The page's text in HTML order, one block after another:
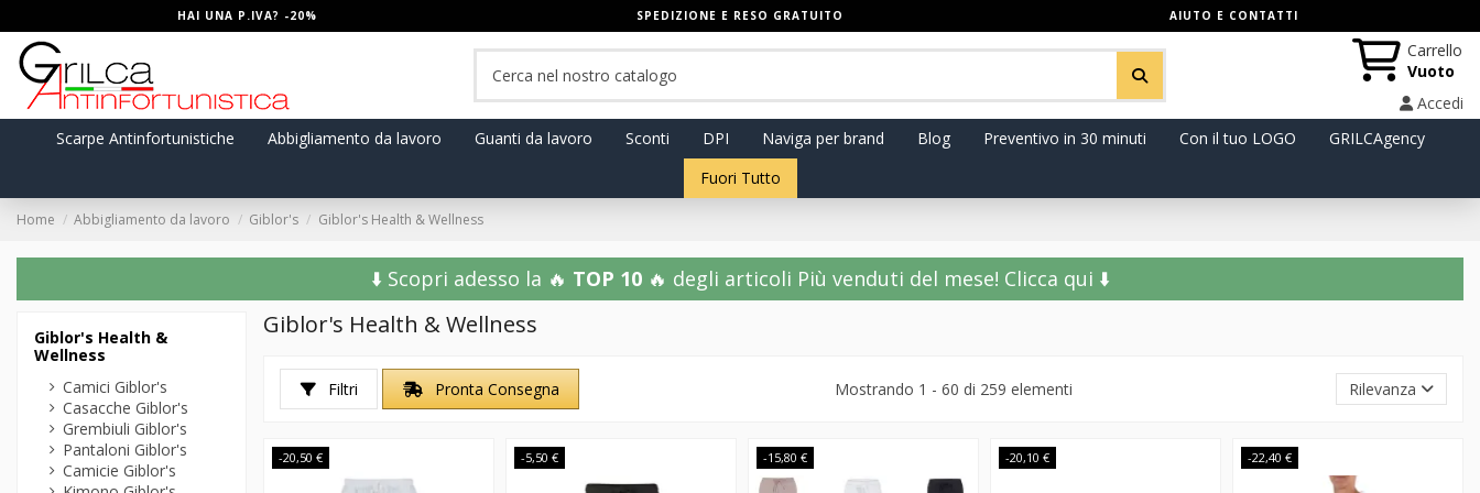
HAI UNA P.IVA? -20% SPEDIZIONE E RESO GRATUITO AIUTO E CONTATTI
Carrello
Vuoto
Accedi
Scarpe Antinfortunistiche
Abbigliamento da lavoro Guanti da lavoro Sconti DPI Naviga per brand Blog Preventivo in 30 minuti Con il tuo LOGO
GRILCAgency
Fuori Tutto
Home Abbigliamento da lavoro Giblor's Giblor's Health & Wellness
⬇️ Scopri adesso la 🔥 TOP 10🔥 degli articoli Più venduti del mese!️ Clicca qui ⬇️
Giblor's Health & Wellness
Filtri Pronta Consegna Mostrando 1 - 60 di 259 elementi Rilevanza
-20,50 € -5,50 € -15,80 € -20,10 € -22,40 €
Giblor's Health &
Wellness
Camici Giblor's
Casacche Giblor's
Grembiuli Giblor's
Pantaloni Giblor's
Camicie Giblor's